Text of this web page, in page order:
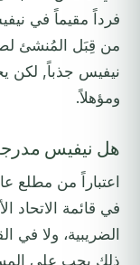
فرداً مقيماً في
من قِبَل المُنشئ
نيفيس جذباً, لكن
ومؤهلاً.
هل نيفيس
اعتباراً من مطلع عام
في قائمة الاتحاد
ذلك يجب على